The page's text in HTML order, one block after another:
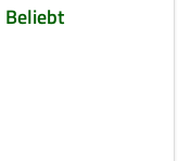
Beliebt